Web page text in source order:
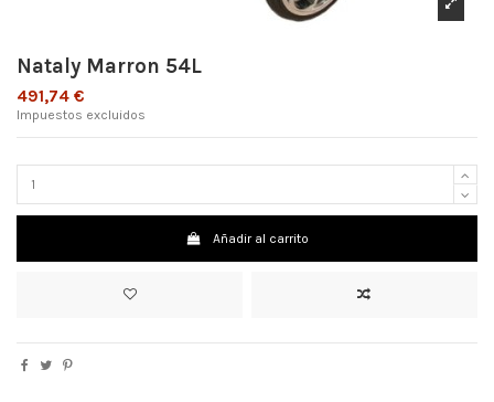
Nataly Marron 54L
491,74 €
Impuestos excluidos
Añadir al carrito